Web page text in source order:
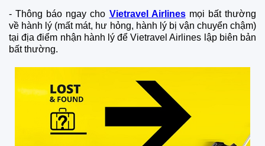
- Thông báo ngay cho Vietravel Airlinesmọi bất thường
về hành lý (mất mát, hư hỏng, hành lý bị vận chuyển chậm)
tại địa điểm nhận hành lý để Vietravel Airlines lập biên bản
bất thường.